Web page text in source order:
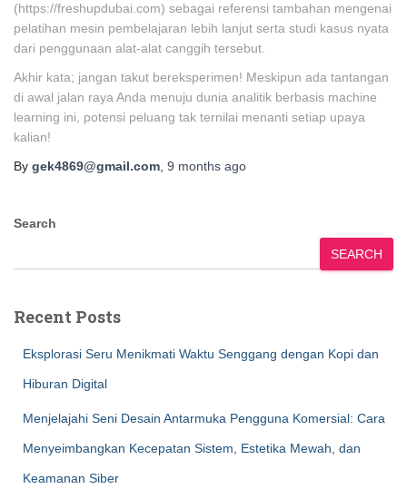
(https://freshupdubai.com) sebagai referensi tambahan mengenai
pelatihan mesin pembelajaran lebih lanjut serta studi kasus nyata
dari penggunaan alat-alat canggih tersebut.
Akhir kata; jangan takut bereksperimen! Meskipun ada tantangan
di awal jalan raya Anda menuju dunia analitik berbasis machine
learning ini, potensi peluang tak ternilai menanti setiap upaya
kalian!
By gek4869@gmail.com 9 months ago
Search
SEARCH
Recent Posts
Eksplorasi Seru Menikmati Waktu Senggang dengan Kopi dan
Hiburan Digital
Menjelajahi Seni Desain Antarmuka Pengguna Komersial: Cara
Menyeimbangkan Kecepatan Sistem, Estetika Mewah, dan
Keamanan Siber